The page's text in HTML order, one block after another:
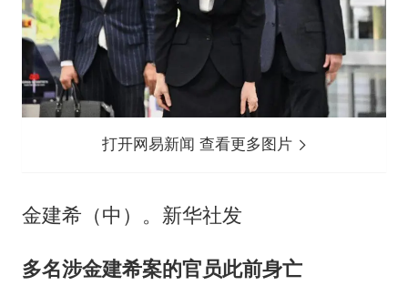
打开网易新闻 查看更多图片
金建希（中）。新华社发
多名涉金建希案的官员此前身亡